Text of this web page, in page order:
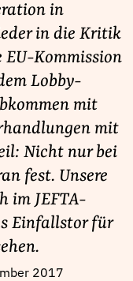
in
in die Kritik
EU-Kommission
Lobby-
mit
mit
Nicht nur bei
fest. Unsere
im JEFTA-
Einfallstor für
2017